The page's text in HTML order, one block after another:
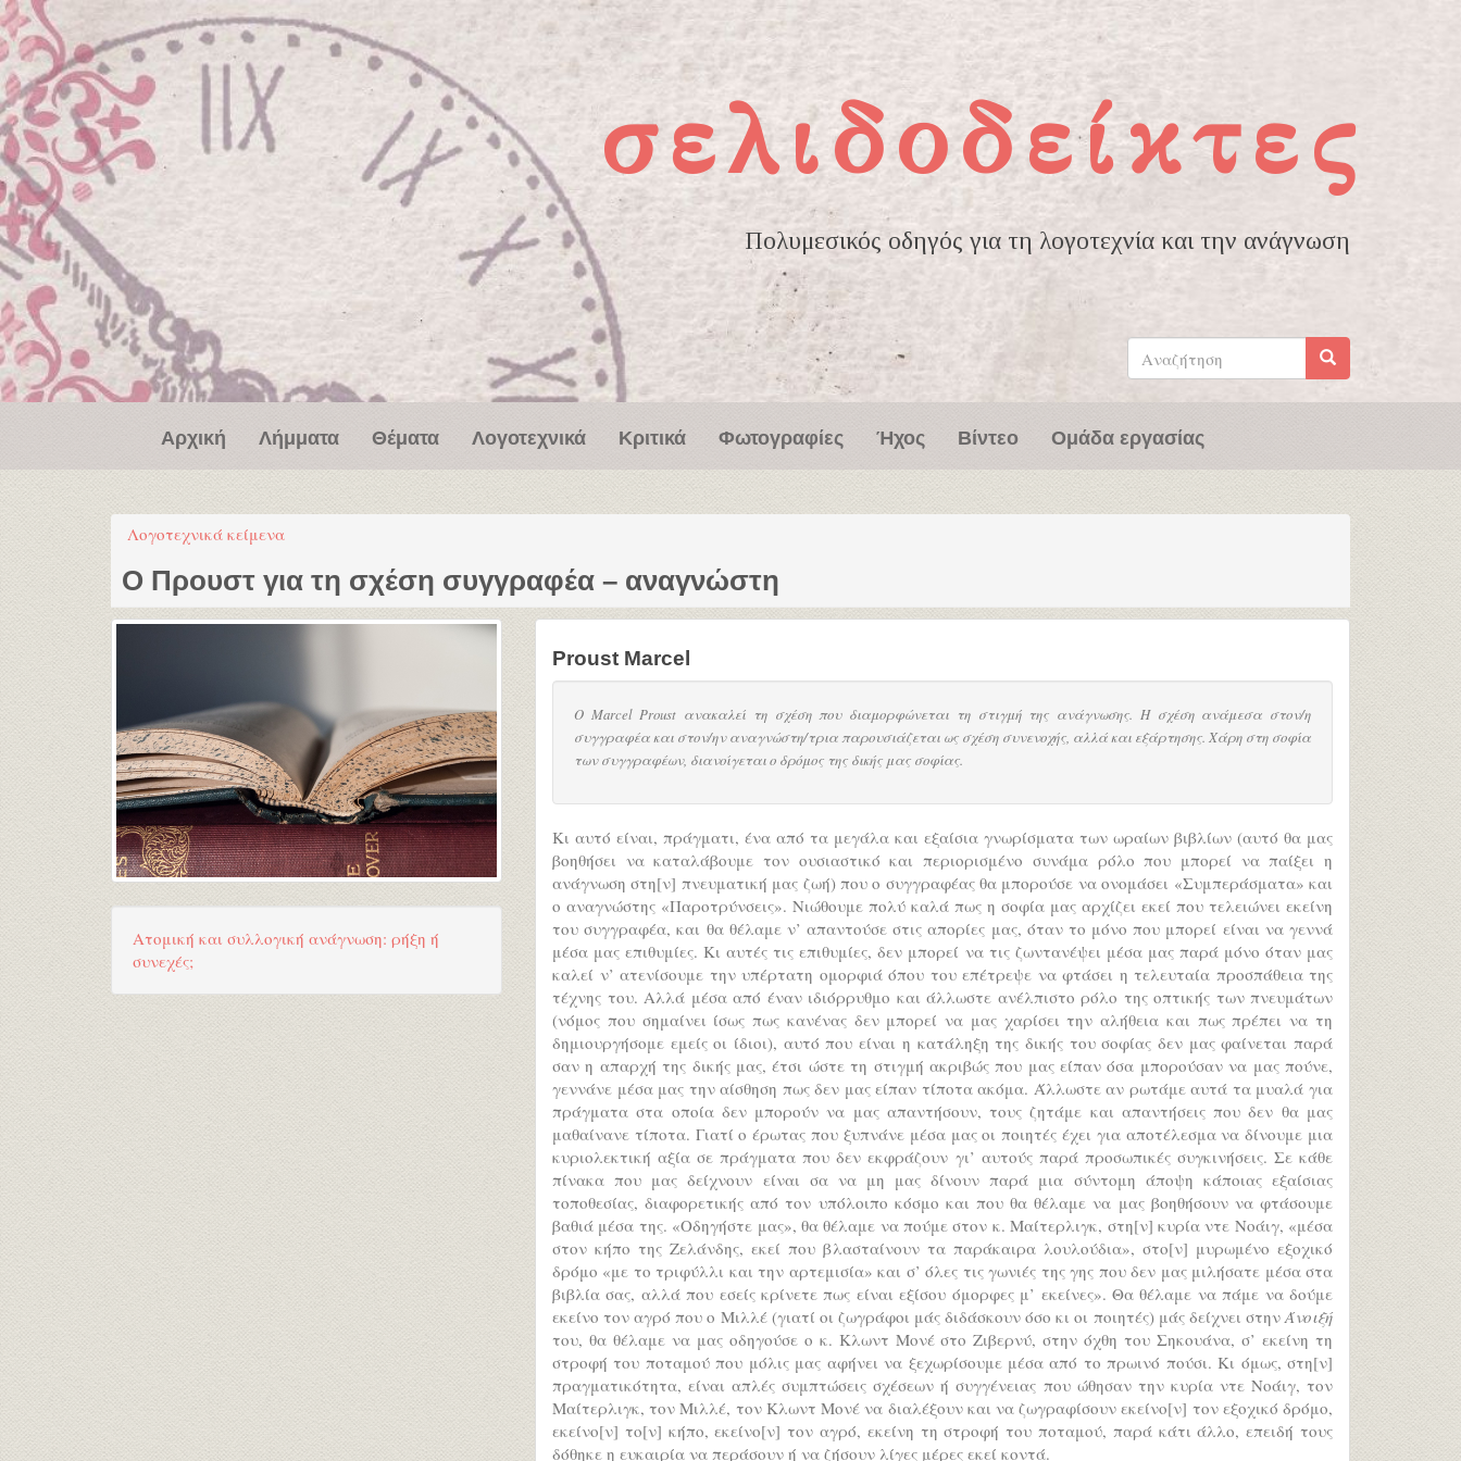
Παράκαμψη προς το κυρίως περιεχόμενο
σελιδοδείκτες
Πολυμεσικός οδηγός για τη λογοτεχνία και την ανάγνωση
Φόρμα
αναζήτησης
Αναζήτηση
Αρχική Λήμματα Θέματα Λογοτεχνικά Κριτικά Φωτογραφίες Ήχος Βίντεο Ομάδα εργασίας
Λογοτεχνικά κείμενα
Ο Προυστ για τη σχέση συγγραφέα – αναγνώστη
Ατομική και συλλογική ανάγνωση: ρήξη ή
συνεχές;
Proust Marcel
Ο Marcel Proust ανακαλεί τη σχέση που διαμορφώνεται τη στιγμή της ανάγνωσης. Η σχέση ανάμεσα στον/η
συγγραφέα και στον/ην αναγνώστη/τρια παρουσιάζεται ως σχέση συνενοχής, αλλά και εξάρτησης. Χάρη στη σοφία
των συγγραφέων, διανοίγεται ο δρόμος της δικής μας σοφίας.
Κι αυτό είναι, πράγματι, ένα από τα μεγάλα και εξαίσια γνωρίσματα των ωραίων βιβλίων (αυτό θα μας
βοηθήσει να καταλάβουμε τον ουσιαστικό και περιορισμένο συνάμα ρόλο που μπορεί να παίξει η
ανάγνωση στη[ν] πνευματική μας ζωή) που ο συγγραφέας θα μπορούσε να ονομάσει «Συμπεράσματα» και
ο αναγνώστης «Παροτρύνσεις». Νιώθουμε πολύ καλά πως η σοφία μας αρχίζει εκεί που τελειώνει εκείνη
του συγγραφέα, και θα θέλαμε ν’ απαντούσε στις απορίες μας, όταν το μόνο που μπορεί είναι να γεννά
μέσα μας επιθυμίες. Κι αυτές τις επιθυμίες, δεν μπορεί να τις ζωντανέψει μέσα μας παρά μόνο όταν μας
καλεί ν’ ατενίσουμε την υπέρτατη ομορφιά όπου του επέτρεψε να φτάσει η τελευταία προσπάθεια της
τέχνης του. Αλλά μέσα από έναν ιδιόρρυθμο και άλλωστε ανέλπιστο ρόλο της οπτικής των πνευμάτων
(νόμος που σημαίνει ίσως πως κανένας δεν μπορεί να μας χαρίσει την αλήθεια και πως πρέπει να τη
δημιουργήσομε εμείς οι ίδιοι), αυτό που είναι η κατάληξη της δικής του σοφίας δεν μας φαίνεται παρά
σαν η απαρχή της δικής μας, έτσι ώστε τη στιγμή ακριβώς που μας είπαν όσα μπορούσαν να μας πούνε,
γεννάνε μέσα μας την αίσθηση πως δεν μας είπαν τίποτα ακόμα. Άλλωστε αν ρωτάμε αυτά τα μυαλά για
πράγματα στα οποία δεν μπορούν να μας απαντήσουν, τους ζητάμε και απαντήσεις που δεν θα μας
μαθαίνανε τίποτα. Γιατί ο έρωτας που ξυπνάνε μέσα μας οι ποιητές έχει για αποτέλεσμα να δίνουμε μια
κυριολεκτική αξία σε πράγματα που δεν εκφράζουν γι’ αυτούς παρά προσωπικές συγκινήσεις. Σε κάθε
πίνακα που μας δείχνουν είναι σα να μη μας δίνουν παρά μια σύντομη άποψη κάποιας εξαίσιας
τοποθεσίας, διαφορετικής από τον υπόλοιπο κόσμο και που θα θέλαμε να μας βοηθήσουν να φτάσουμε
βαθιά μέσα της. «Οδηγήστε μας», θα θέλαμε να πούμε στον κ. Μαίτερλιγκ, στη[ν] κυρία ντε Νοάιγ, «μέσα
στον κήπο της Ζελάνδης, εκεί που βλασταίνουν τα παράκαιρα λουλούδια», στο[ν] μυρωμένο εξοχικό
δρόμο «με το τριφύλλι και την αρτεμισία» και σ’ όλες τις γωνιές της γης που δεν μας μιλήσατε μέσα στα
βιβλία σας, αλλά που εσείς κρίνετε πως είναι εξίσου όμορφες μ’ εκείνες». Θα θέλαμε να πάμε να δούμε
εκείνο τον αγρό που ο Μιλλέ (γιατί οι ζωγράφοι μάς διδάσκουν όσο κι οι ποιητές) μάς δείχνει στην Άνοιξή
του, θα θέλαμε να μας οδηγούσε ο κ. Κλωντ Μονέ στο Ζιβερνύ, στην όχθη του Σηκουάνα, σ’ εκείνη τη
στροφή του ποταμού που μόλις μας αφήνει να ξεχωρίσουμε μέσα από το πρωινό πούσι. Κι όμως, στη[ν]
πραγματικότητα, είναι απλές συμπτώσεις σχέσεων ή συγγένειας που ώθησαν την κυρία ντε Νοάιγ, τον
Μαίτερλιγκ, τον Μιλλέ, τον Κλωντ Μονέ να διαλέξουν και να ζωγραφίσουν εκείνο[ν] τον εξοχικό δρόμο,
εκείνο[ν] το[ν] κήπο, εκείνο[ν] τον αγρό, εκείνη τη στροφή του ποταμού, παρά κάτι άλλο, επειδή τους
δόθηκε η ευκαιρία να περάσουν ή να ζήσουν λίγες μέρες εκεί κοντά.